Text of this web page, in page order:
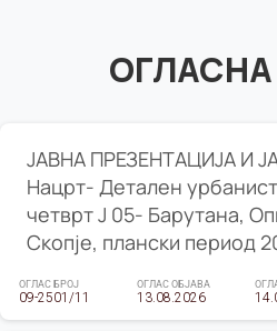
ЈАВНА ПРЕЗЕНТАЦИЈА И
Нацрт- Детален
четврт Ј 05- Барутана,
Скопје, плански период
ОГЛАС БРОЈ
09-2501/11
ОГЛАС ОБЈАВА
13.08.2026